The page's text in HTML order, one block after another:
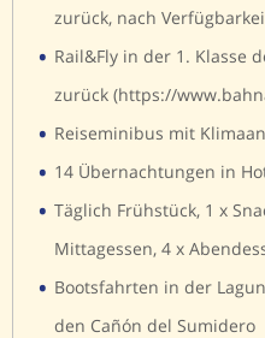
zurück, nach
• Rail&Fly in der 1. Klasse
zurück (https://
• Reiseminibus mit
• 14 Übernachtungen in
• Täglich Frühstück, 1 x
Mittagessen, 4 x
• Bootsfahrten in der
den Cañón del Sumidero